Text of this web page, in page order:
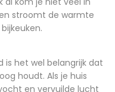
stroomt de warmte
is het wel belangrijk dat
houdt. Als je huis
en vervuilde lucht